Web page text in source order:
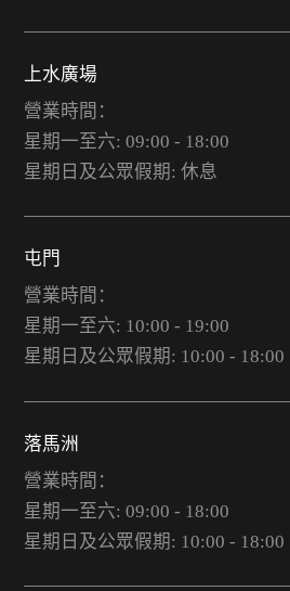
上水廣場
營業時間：
星期一至六: 09:00 - 18:00
星期日及公眾假期: 休息
屯門
營業時間：
星期一至六: 10:00 - 19:00
星期日及公眾假期: 10:00 - 18:00
落馬洲
營業時間：
星期一至六: 09:00 - 18:00
星期日及公眾假期: 10:00 - 18:00